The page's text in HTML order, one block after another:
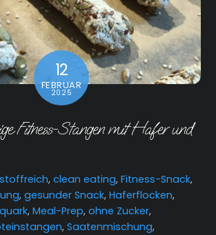
12
FEBRUAR
2025
Fitness-Stangen mit Hafer und
,clean eating,Fitness-Snack,
,gesunder Snack,Haferflocken,
,Meal-Prep,ohne Zucker,
,Saatenmischung,